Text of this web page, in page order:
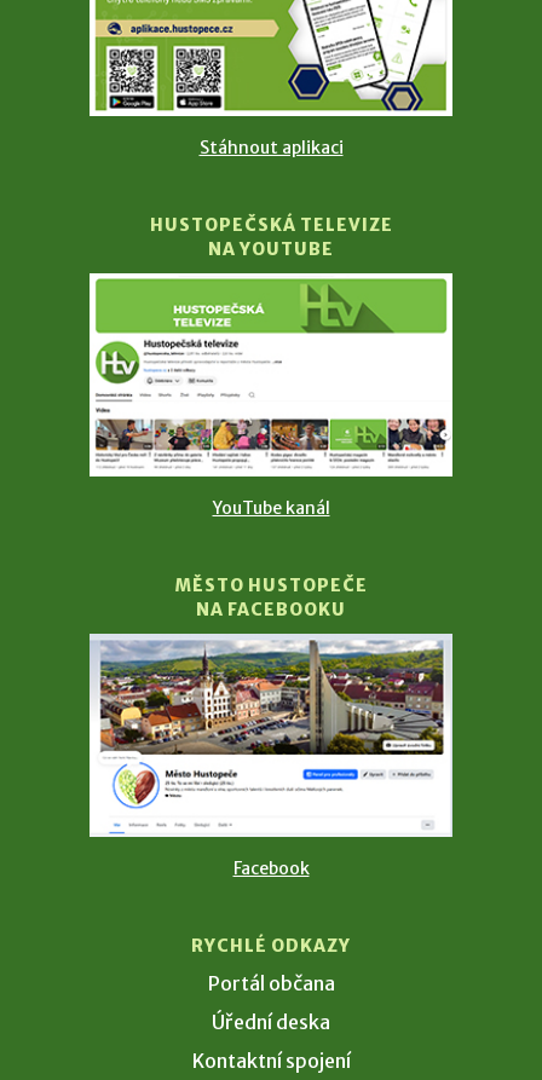
Stáhnout aplikaci
HUSTOPEČSKÁ TELEVIZE
NA YOUTUBE
YouTube kanál
MĚSTO HUSTOPEČE
NA FACEBOOKU
Facebook
RYCHLÉ ODKAZY
Portál občana
Úřední deska
Kontaktní spojení